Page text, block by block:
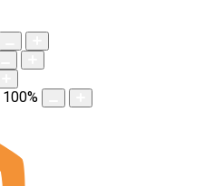
100%